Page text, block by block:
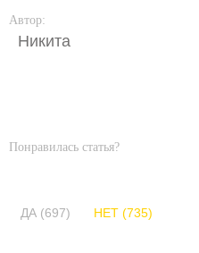
Автор:
Никита
Понравилась статья?
ДА (697) НЕТ (735)